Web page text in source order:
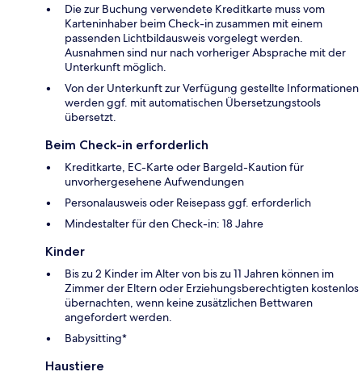
Die zur Buchung verwendete Kreditkarte muss vom
Karteninhaber beim Check-in zusammen mit einem
passenden Lichtbildausweis vorgelegt werden.
Ausnahmen sind nur nach vorheriger Absprache mit der
Unterkunft möglich.
Von der Unterkunft zur Verfügung gestellte Informationen
werden ggf. mit automatischen Übersetzungstools
übersetzt.
Beim Check-in erforderlich
Kreditkarte, EC-Karte oder Bargeld-Kaution für
unvorhergesehene Aufwendungen
Personalausweis oder Reisepass ggf. erforderlich
Mindestalter für den Check-in: 18 Jahre
Kinder
Bis zu 2 Kinder im Alter von bis zu 11 Jahren können im
Zimmer der Eltern oder Erziehungsberechtigten kostenlos
übernachten, wenn keine zusätzlichen Bettwaren
angefordert werden.
Babysitting*
Haustiere